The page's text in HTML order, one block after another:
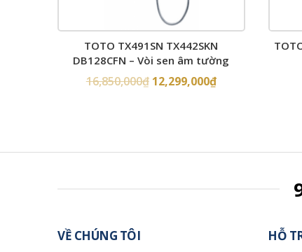
TOTO TX491SN TX442SKN
DB128CFN – Vòi sen âm tường
16,850,000₫ 12,299,000₫
VỀ CHÚNG TÔI HỖ